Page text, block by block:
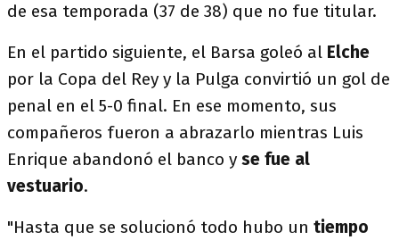
de esa temporada (37 de 38) que no fue titular.
En el partido siguiente, el Barsa goleó al Elche
por la Copa del Rey y la Pulga convirtió un gol de
penal en el 5-0 final. En ese momento, sus
compañeros fueron a abrazarlo mientras Luis
Enrique abandonó el banco y se fue al
vestuario.
"Hasta que se solucionó todo hubo un tiempo